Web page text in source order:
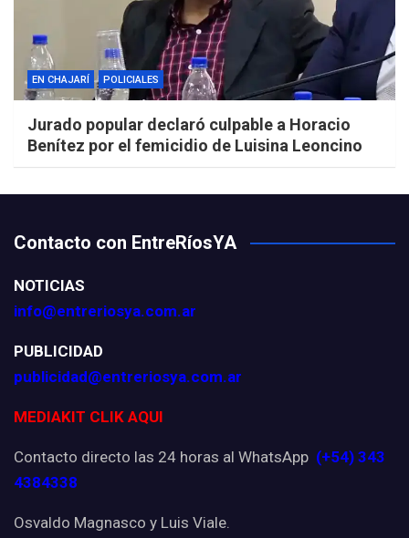
EN CHAJARÍ POLICIALES
Jurado popular declaró culpable a Horacio
Benítez por el femicidio de Luisina Leoncino
Contacto con EntreRíosYA
NOTICIAS
info@entreriosya.com.ar
PUBLICIDAD
publicidad@entreriosya.com.ar
MEDIAKIT CLIK AQUI
Contacto directo las 24 horas al WhatsApp (+54) 343
4384338
Osvaldo Magnasco y Luis Viale.